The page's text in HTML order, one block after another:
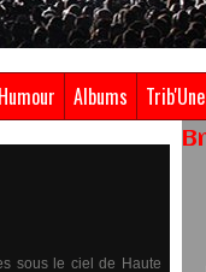
Humour Albums Trib'Une
sous le ciel de Haute
05/